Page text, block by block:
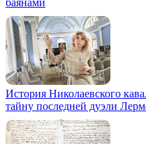
баянами
История Николаевского
тайну последней дуэли